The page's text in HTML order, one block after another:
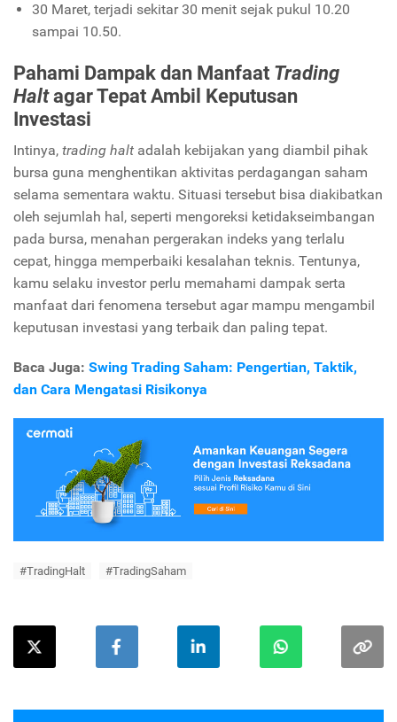
30 Maret, terjadi sekitar 30 menit sejak pukul 10.20
sampai 10.50.
Pahami Dampak dan Manfaat Trading
Haltagar Tepat Ambil Keputusan
Investasi
Intinya, trading halt adalah kebijakan yang diambil pihak
bursa guna menghentikan aktivitas perdagangan saham
selama sementara waktu. Situasi tersebut bisa diakibatkan
oleh sejumlah hal, seperti mengoreksi ketidakseimbangan
pada bursa, menahan pergerakan indeks yang terlalu
cepat, hingga memperbaiki kesalahan teknis. Tentunya,
kamu selaku investor perlu memahami dampak serta
manfaat dari fenomena tersebut agar mampu mengambil
keputusan investasi yang terbaik dan paling tepat.
Baca Juga: Swing Trading Saham: Pengertian, Taktik,
dan Cara Mengatasi Risikonya
#TradingHalt #TradingSaham